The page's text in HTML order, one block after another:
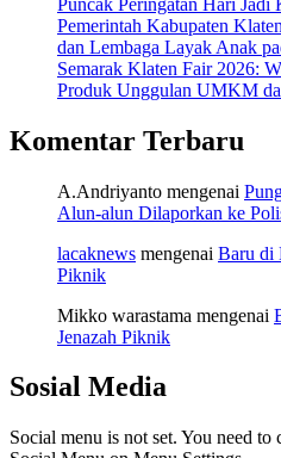
Pemerintah Kabupaten
dan Lembaga Layak Anak
Semarak Klaten Fair 2026:
Produk Unggulan UMKM
Komentar Terbaru
A.Andriyanto mengenai
Alun-alun Dilaporkan ke
lacaknews mengenai Baru di
Piknik
Mikko warastama mengenai
Jenazah Piknik
Sosial Media
Social menu is not set. You need to